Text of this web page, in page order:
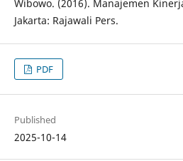
Wibowo. (2016). Manajemen
Jakarta: Rajawali Pers.
PDF
Published
2025-10-14